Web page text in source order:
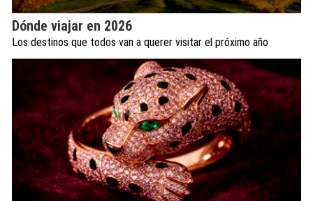
Dónde viajar en 2026
Los destinos que todos van a querer visitar el próximo año